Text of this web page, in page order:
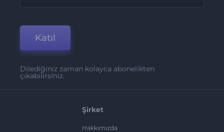
Katıl
Dilediğiniz zaman kolayca abonelikten
çıkabilirsiniz.
Şirket
Hakkımızda